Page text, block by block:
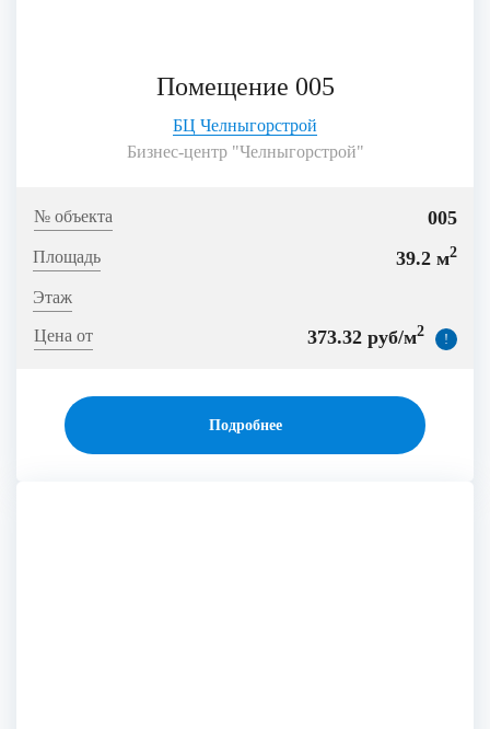
Помещение 005
БЦ Челныгорстрой
Бизнес-центр "Челныгорстрой"
005
39.2 м2
373.32 руб/м2 !
Подробнее